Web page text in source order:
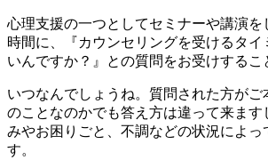
心理支援の一つとしてセミナーや講演を
時間に、『カウンセリングを受けるタイ
いんですか？』との質問をお受けするこ
いつなんでしょうね。質問された方が
のことなのかでも答え方は違って来ます
みやお困りごと、不調などの状況によっ
す。